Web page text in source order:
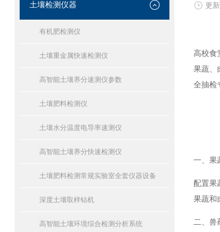
土壤检测仪器
有机肥检测仪
土壤重金属快速检测仪
高智能土壤养分速测仪参数
土壤肥料检测仪
土壤水分温度电导率速测仪
高智能土壤养分快速检测仪
土壤肥料检测常规实验室全套仪器设备
深度土壤取样钻机
高智能土壤环境综合检测分析系统
更
高校食
果蔬、
全抽检
一、果
配置果
果蔬和
二、兽